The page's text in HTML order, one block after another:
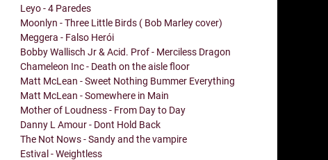
Leyo - 4 Paredes
Moonlyn - Three Little Birds ( Bob Marley cover)
Meggera - Falso Herói
Bobby Wallisch Jr & Acid. Prof - Merciless Dragon
Chameleon Inc - Death on the aisle floor
Matt McLean - Sweet Nothing Bummer Everything
Matt McLean - Somewhere in Main
Mother of Loudness - From Day to Day
Danny L Amour - Dont Hold Back
The Not Nows - Sandy and the vampire
Estival - Weightless